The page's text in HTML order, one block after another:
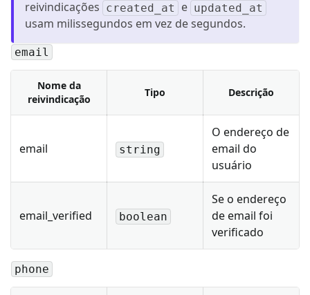
reivindicações created_at e updated_at
usam milissegundos em vez de segundos.
email
Nome da
reivindicação
Tipo Descrição
email string
O endereço de
email do
usuário
email_verified boolean
Se o endereço
de email foi
verificado
phone